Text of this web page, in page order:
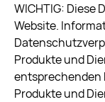
WICHTIG:
Website.
Produkte und
entsprechenden
Produkte und